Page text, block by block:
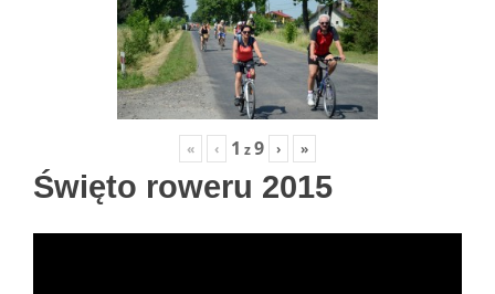
« ‹ 1 z9 › »
Święto roweru 2015